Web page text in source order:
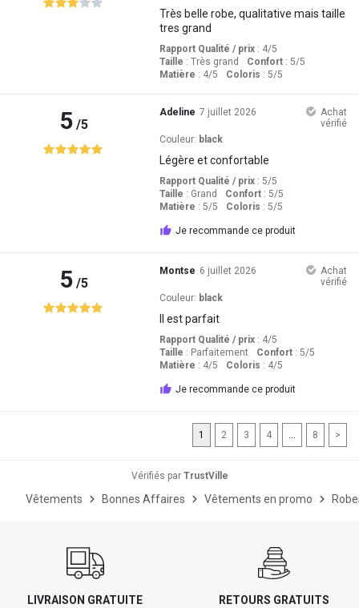
Très belle robe, qualitative mais taille
tres grand
Rapport Qualité / prix: 4/5
Taille : Très grand Confort: 5/5
Matière : 4/5 Coloris : 5/5
5/5
Adeline 7 juillet 2026
Achat
vérifié
Couleur: black
Légère et confortable
Rapport Qualité / prix: 5/5
Taille : Grand Confort: 5/5
Matière : 5/5 Coloris : 5/5
Je recommande ce produit
5/5
Montse 6 juillet 2026
Achat
vérifié
Couleur: black
Il est parfait
Rapport Qualité / prix: 4/5
Taille : Parfaitement Confort: 5/5
Matière : 4/5 Coloris : 4/5
Je recommande ce produit
1 2 3 4 ... 8 >
Vérifiés par TrustVille
Vêtements Bonnes Affaires Vêtements en promo
LIVRAISON GRATUITE
RETOURS GRATUITS